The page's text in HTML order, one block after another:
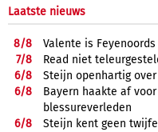
Laatste nieuws
8/8
Valente is
7/8
Read niet
6/8
Steijn openhartig
6/8
Bayern haakte af
blessureverleden
6/8
Steijn kent geen